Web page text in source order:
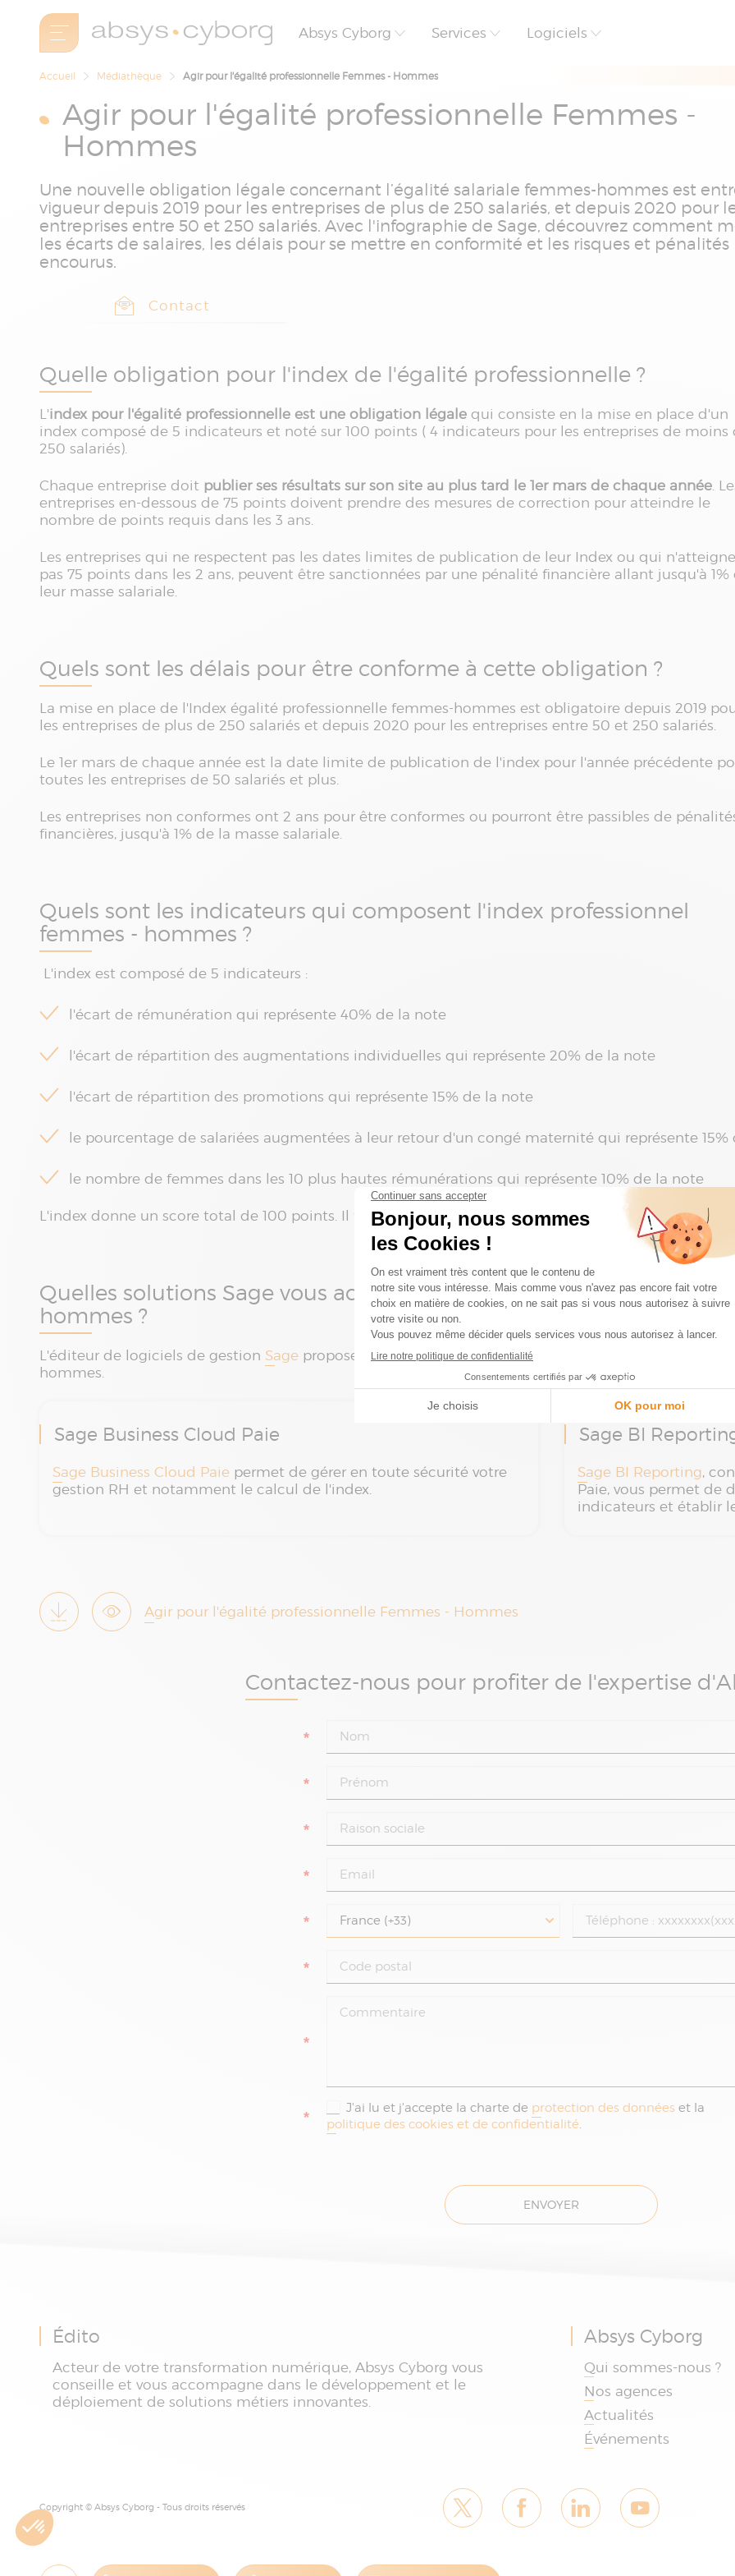
Absys Cyborg Services Logiciels
Accueil Médiathèque Agir pour l'égalité professionnelle Femmes - Hommes
Agir pour l'égalité professionnelle Femmes -
Hommes
Une nouvelle obligation légale concernant l’égalité salariale femmes-hommes est
vigueur depuis 2019 pour les entreprises de plus de 250 salariés, et depuis 2020 pour
entreprises entre 50 et 250 salariés. Avec l'infographie de Sage, découvrez comment
les écarts de salaires, les délais pour se mettre en conformité et les risques et pénalités
encourus.
Contact
Quelle obligation pour l'index de l'égalité professionnelle ?
L'index pour l'égalité professionnelle est une obligation légale qui consiste en la mise en place d'un
index composé de 5 indicateurs et noté sur 100 points ( 4 indicateurs pour les entreprises de moins
250 salariés).
Chaque entreprise doit publier ses résultats sur son site au plus tard le 1er mars de chaque année.
entreprises en-dessous de 75 points doivent prendre des mesures de correction pour atteindre le
nombre de points requis dans les 3 ans.
Les entreprises qui ne respectent pas les dates limites de publication de leur Index ou qui
pas 75 points dans les 2 ans, peuvent être sanctionnées par une pénalité financière allant jusqu'à 1%
leur masse salariale.
Quels sont les délais pour être conforme à cette obligation ?
La mise en place de l'Index égalité professionnelle femmes-hommes est obligatoire depuis 2019
les entreprises de plus de 250 salariés et depuis 2020 pour les entreprises entre 50 et 250 salariés.
Le 1er mars de chaque année est la date limite de publication de l'index pour l'année précédente
toutes les entreprises de 50 salariés et plus.
Les entreprises non conformes ont 2 ans pour être conformes ou pourront être passibles de
financières, jusqu'à 1% de la masse salariale.
Quels sont les indicateurs qui composent l'index professionnel
femmes - hommes ?
L'index est composé de 5 indicateurs :
l'écart de rémunération qui représente 40% de la note
l'écart de répartition des augmentations individuelles qui représente 20% de la note
l'écart de répartition des promotions qui représente 15% de la note
le pourcentage de salariées augmentées à leur retour d'un congé maternité qui représente 15%
le nombre de femmes dans les 10 plus hautes rémunérations qui représente 10% de la note
L'index donne un score total de 100 points. Il faut avoirun minimum de 75 points pour être en
Quelles solutions Sage vous accompagnent dans la mise en
hommes ?
L'éditeur de logiciels de gestion Sage propose deux solutions pour mettre en place et suivre
hommes.
Sage Business Cloud Paie
Sage Business Cloud Paie permet de gérer en toute sécurité votre
gestion RH et notamment le calcul de l'index.
Sage BI
Sage BI Reporting,
Paie, vous permet de
indicateurs et établir
Agir pour l'égalité professionnelle Femmes - Hommes
Contactez-nous pour profiter de l'expertise
*
*
*
*
*
*
*
*
J'ai lu et j'accepte la charte de protection des données et la
politique des cookies et de confidentialité.
ENVOYER
Édito
Acteur de votre transformation numérique, Absys Cyborg vous
conseille et vous accompagne dans le développement et le
déploiement de solutions métiers innovantes.
Absys Cyborg
Qui sommes-nous ?
Nos agences
Actualités
Événements
Copyright © Absys Cyborg - Tous droits réservés